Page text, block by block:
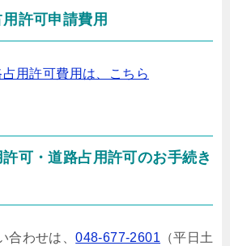
許可申請費用
用許可費用は、こちら
可・道路占用許可のお手続き
合わせは、048-677-2601 （平日土